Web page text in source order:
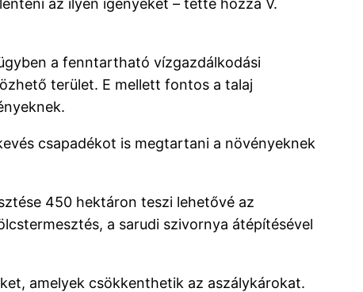
az ilyen igényeket – tette hozzá V.
a fenntartható vízgazdálkodási
terület. E mellett fontos a talaj
csapadékot is megtartani a növényeknek
450 hektáron teszi lehetővé az
a sarudi szivornya átépítésével
amelyek csökkenthetik az aszálykárokat.